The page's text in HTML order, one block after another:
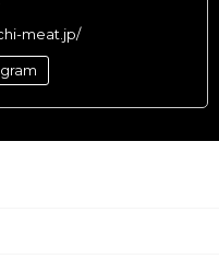
meat.jp/